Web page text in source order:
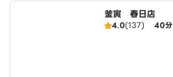
釜寅 春日店
4.0(137) 40分